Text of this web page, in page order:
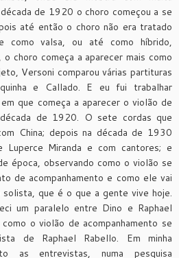
de 1920 o choro começou a se
até então o choro não era tratado
como valsa, ou até como híbrido,
choro começa a aparecer mais como
Versoni comparou várias partituras
e Callado. E eu fui trabalhar
que começa a aparecer o violão de
de 1920. O sete cordas que
China; depois na década de 1930
Luperce Miranda e com cantores; e
época, observando como o violão se
de acompanhamento e como ele vai
que é o que a gente vive hoje.
um paralelo entre Dino e Raphael
o violão de acompanhamento se
de Raphael Rabello. Em minha
as entrevistas, numa pesquisa